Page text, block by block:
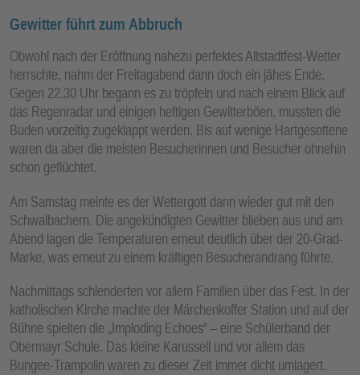
Gewitter führt zum Abbruch
Obwohl nach der Eröffnung nahezu perfektes Altstadtfest-Wetter
herrschte, nahm der Freitagabend dann doch ein jähes Ende.
Gegen 22.30 Uhr begann es zu tröpfeln und nach einem Blick auf
das Regenradar und einigen heftigen Gewitterböen, mussten die
Buden vorzeitig zugeklappt werden. Bis auf wenige Hartgesottene
waren da aber die meisten Besucherinnen und Besucher ohnehin
schon geflüchtet.
Am Samstag meinte es der Wettergott dann wieder gut mit den
Schwalbachern. Die angekündigten Gewitter blieben aus und am
Abend lagen die Temperaturen erneut deutlich über der 20-Grad-
Marke, was erneut zu einem kräftigen Besucherandrang führte.
Nachmittags schlenderten vor allem Familien über das Fest. In der
katholischen Kirche machte der Märchenkoffer Station und auf der
Bühne spielten die „Imploding Echoes“ – eine Schülerband der
Obermayr Schule. Das kleine Karussell und vor allem das
Bungee-Trampolin waren zu dieser Zeit immer dicht umlagert.